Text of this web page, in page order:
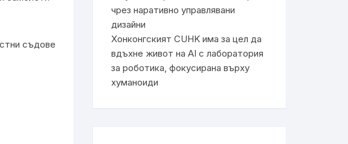
съдове
чрез наративно управлявани
дизайни
Хонконгският CUHK има за цел да
вдъхне живот на AI с лаборатория
за роботика, фокусирана върху
хуманоиди